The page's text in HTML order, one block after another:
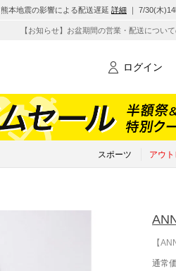
熊本地震の影響による配送遅延 詳細 ｜ 7/30(木
【お知らせ】お盆期間の営業・配送につい
ログイン
スポーツ アウト
【
通常